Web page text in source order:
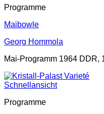
Programme
Maibowle
Georg Hommola
Mai-Programm 1964 DDR,
Schnellansicht
Programme